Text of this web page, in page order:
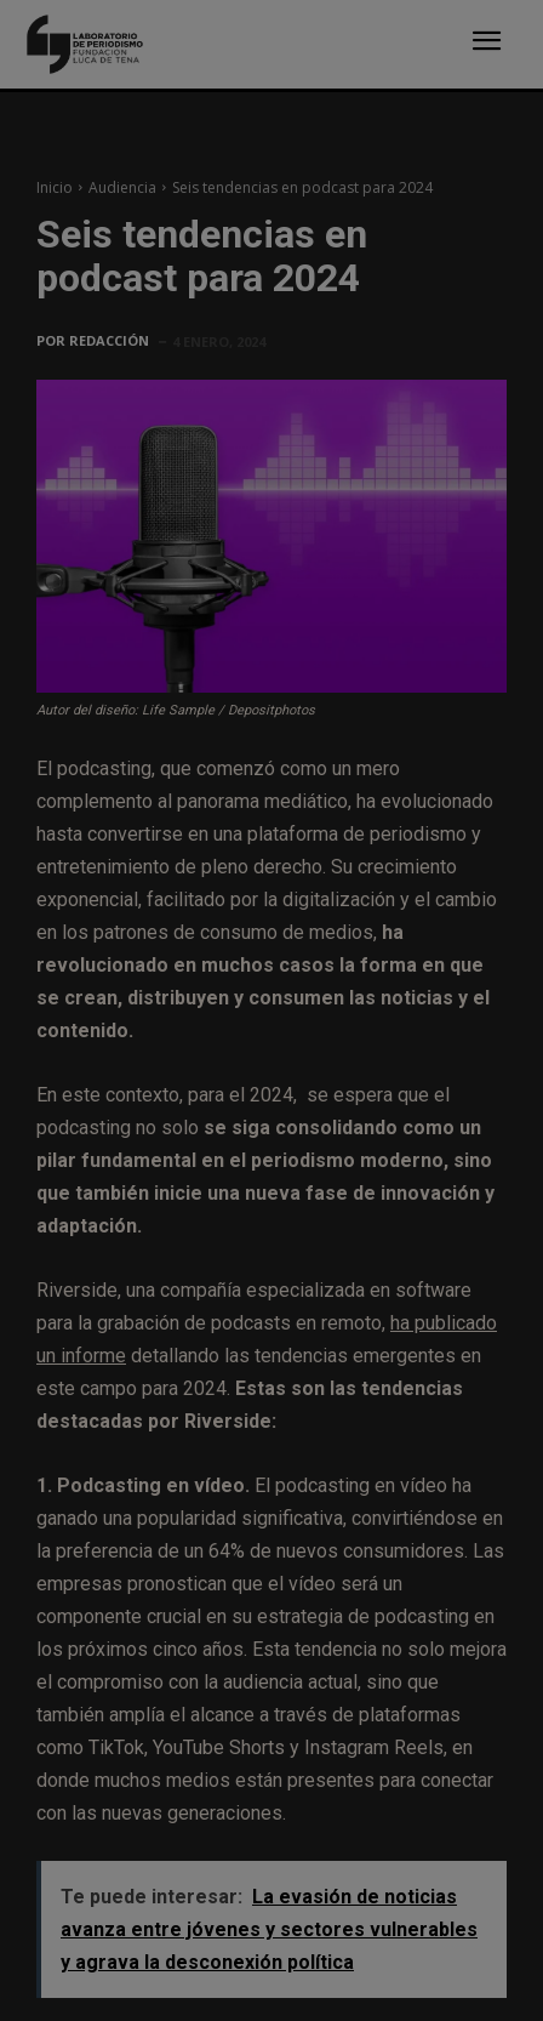
Inicio Audiencia Seis tendencias en podcast para 2024
Seis tendencias en
podcast para 2024
POR REDACCIÓN
Autor del diseño: Life Sample / Depositphotos
El podcasting, que comenzó como un mero
complemento al panorama mediático, ha evolucionado
hasta convertirse en una plataforma de periodismo y
entretenimiento de pleno derecho. Su crecimiento
exponencial, facilitado por la digitalización y el cambio
en los patrones de consumo de medios, ha
revolucionado en muchos casos la forma en que
se crean, distribuyen y consumen las noticias y el
contenido.
En este contexto, para el 2024, se espera que el
podcasting no solo se siga consolidando como un
pilar fundamental en el periodismo moderno, sino
que también inicie una nueva fase de innovación y
adaptación.
Riverside, una compañía especializada en software
para la grabación de podcasts en remoto, ha publicado
un informe detallando las tendencias emergentes en
este campo para 2024. Estas son las tendencias
destacadas por Riverside:
1. Podcasting en vídeo. El podcasting en vídeo ha
ganado una popularidad significativa, convirtiéndose en
la preferencia de un 64% de nuevos consumidores. Las
empresas pronostican que el vídeo será un
componente crucial en su estrategia de podcasting en
los próximos cinco años. Esta tendencia no solo mejora
el compromiso con la audiencia actual, sino que
también amplía el alcance a través de plataformas
como TikTok, YouTube Shorts y Instagram Reels, en
donde muchos medios están presentes para conectar
con las nuevas generaciones.
Te puede interesar:
La evasión de noticias
avanza entre jóvenes y sectores vulnerables
y agrava la desconexión política